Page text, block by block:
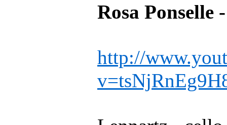
Rosa Ponselle
http://